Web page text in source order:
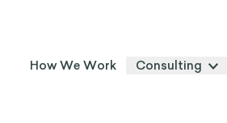
How We Work Consulting